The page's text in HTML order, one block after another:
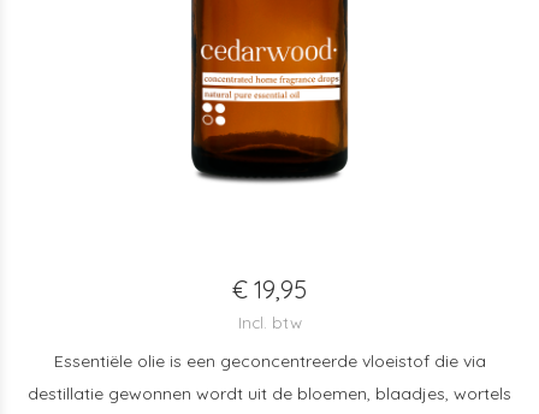
€ 19,95
Incl. btw
Essentiële olie is een geconcentreerde vloeistof die via
destillatie gewonnen wordt uit de bloemen, blaadjes, wortels